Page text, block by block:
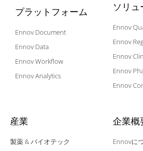
プラットフォーム
Ennov Document
Ennov Data
Ennov Workflow
Ennov Analytics
ソリュ
Ennov
Ennov
Ennov
Ennov
Ennov
産業
製薬 & バイオテック
企業概
Ennovに